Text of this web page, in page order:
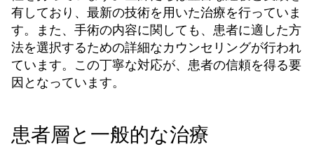
有しており、最新の技術を用いた治療を行っていま
す。また、手術の内容に関しても、患者に適した方
法を選択するための詳細なカウンセリングが行われ
ています。この丁寧な対応が、患者の信頼を得る要
因となっています。
患者層と一般的な治療